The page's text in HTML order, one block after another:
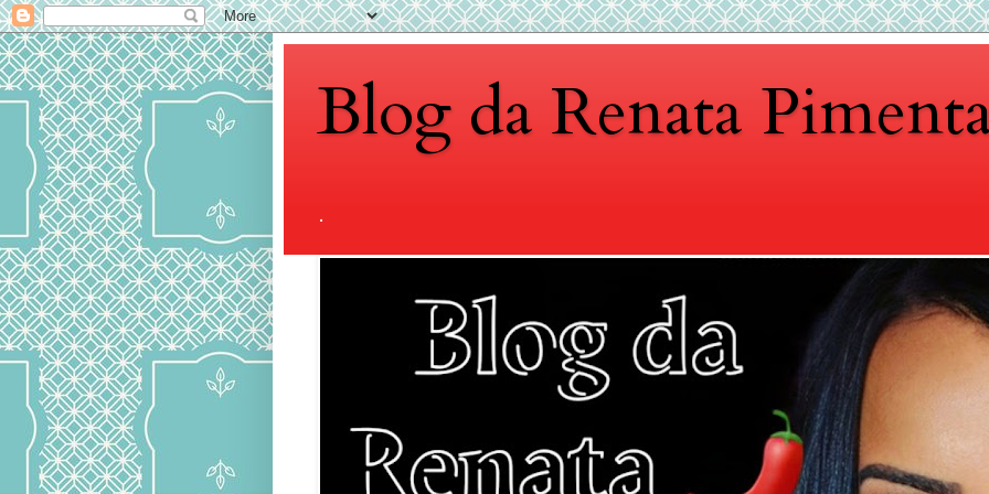
Blog da Renata
.